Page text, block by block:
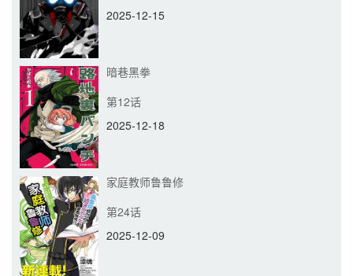
2025-12-15
暗巷黑拳
第12话
2025-12-18
家庭教师鲁鲁修
第24话
2025-12-09